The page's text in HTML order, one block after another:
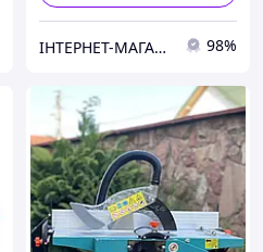
ІНТЕРНЕТ-МАГАЗИН STOOLS.COM.UA 98%